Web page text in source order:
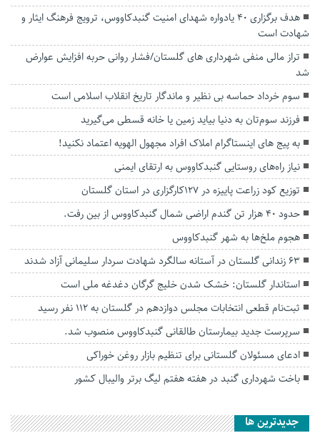
هدف برگزاری ۴۰ یادواره شهدای امنیت گنبدکاووس، ترویج فرهنگ ایثار و
شهادت است
تراز مالی منفی شهرداری های گلستان/فشار روانی حربه افزایش عوارض
شد
سوم خرداد حماسه بی نظیر و ماندگار تاریخ انقلاب اسلامی است
فرزند سوم‌تان به دنیا بیاید زمین یا خانه قسطی می‌گیرید
به پیج های اینستاگرام املاک افراد مجهول الهویه اعتماد نکنید!
نیاز راه‌های روستایی گنبدکاووس به ارتقای ایمنی
توزیع کود زراعت پاییزه در ۱۲۷کارگزاری در استان گلستان
حدود ۴۰ هزار تن گندم اراضی شمال گنبدکاووس از بین رفت.
هجوم ملخ‌ها به شهر گنبدکاووس
۶۳ زندانی گلستان در آستانه سالگرد شهادت سردار سلیمانی آزاد شدند
استاندار گلستان: خشک شدن خلیج گرگان دغدغه ملی است
ثبت‌نام قطعی انتخابات مجلس دوازدهم در گلستان به ۱۱۲ نفر رسید
سرپرست جدید بیمارستان طالقانی گنبدکاووس منصوب شد.
ادعای مسئولان گلستانی برای تنظیم بازار روغن خوراکی
باخت شهرداری گنبد در هفته هفتم لیگ برتر‌ والیبال کشور
جديدترين ها